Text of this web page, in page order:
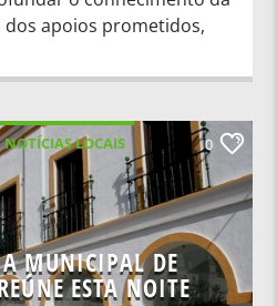
apoios prometidos,
NOTÍCIAS LOCAIS
0
MUNICIPAL DE
ESTA NOITE